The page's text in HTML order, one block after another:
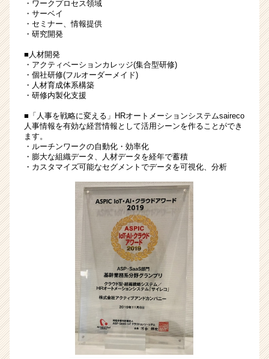
人
事
サ
ー
ル
ス
ベ
ン
チ
ャ
業
か
ら
カ
ウ
ト
・ワークプロセス領域
・サーベイ
・セミナー、情報提供
・研究開発
■人材開発
・アクティベーションカレッジ(集合型研修)
・個社研修(フルオーダーメイド)
・人材育成体系構築
・研修内製化支援
■「人事を戦略に変える」HRオートメーションシステムsaireco
人事情報を有効な経営情報として活用シーンを作ることができ
ます。
・ルーチンワークの自動化・効率化
・膨大な組織データ、人材データを経年で蓄積
・カスタマイズ可能なセグメントでデータを可視化、分析